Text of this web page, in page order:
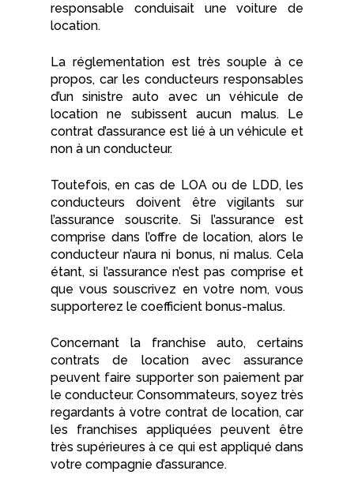
responsable conduisait une voiture de
location.
La réglementation est très souple à ce
propos, car les conducteurs responsables
d’un sinistre auto avec un véhicule de
location ne subissent aucun malus. Le
contrat d’assurance est lié à un véhicule et
non à un conducteur.
Toutefois, en cas de LOA ou de LDD, les
conducteurs doivent être vigilants sur
l’assurance souscrite. Si l’assurance est
comprise dans l’offre de location, alors le
conducteur n’aura ni bonus, ni malus. Cela
étant, si l’assurance n’est pas comprise et
que vous souscrivez en votre nom, vous
supporterez le coefficient bonus-malus.
Concernant la franchise auto, certains
contrats de location avec assurance
peuvent faire supporter son paiement par
le conducteur. Consommateurs, soyez très
regardants à votre contrat de location, car
les franchises appliquées peuvent être
très supérieures à ce qui est appliqué dans
votre compagnie d’assurance.